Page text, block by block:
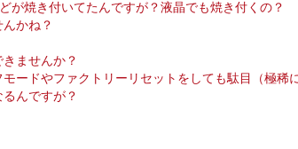
が焼き付いてたんですが？液晶でも焼き付くの？
かね？
ませんか？
ードやファクトリーリセットをしても駄目（極稀
んですが？